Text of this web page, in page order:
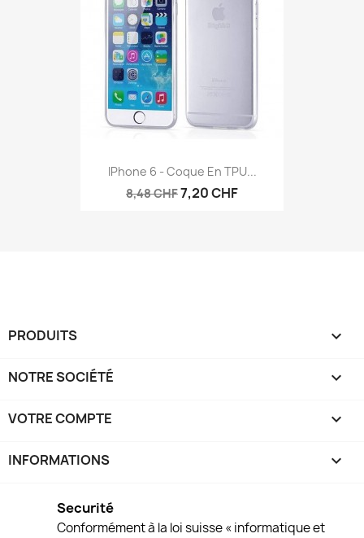
IPhone 6 - Coque En TPU...
8,48 CHF7,20 CHF
PRODUITS 
NOTRE SOCIÉTÉ 
VOTRE COMPTE 
INFORMATIONS keyboard_arrow_down
Securité
Conformément à la loi suisse « informatique et